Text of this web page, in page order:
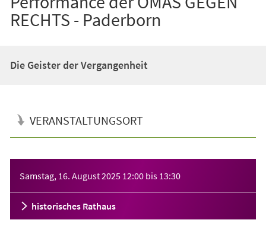
RECHTS - Paderborn
Die Geister der Vergangenheit
VERANSTALTUNGSORT
Samstag, 16. August 2025 12:00 bis 13:30
historisches Rathaus